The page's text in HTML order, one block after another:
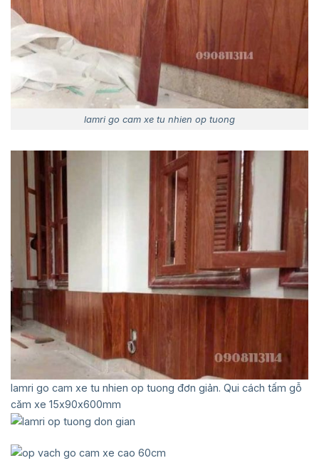
lamri go cam xe tu nhien op tuong
lamri go cam xe tu nhien op tuong đơn giản. Qui cách tấm gỗ
căm xe 15x90x600mm